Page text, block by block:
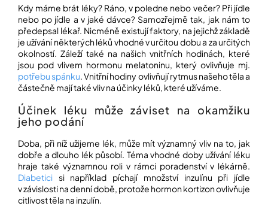
CVIČÍME
PRO
RADOST
OBJEVUJTE
A
TVOŘTE
CHYTRÝ
PRŮVODCE
MODERNÍM
SVĚTEM
POZNEJTE
&
ZAŽIJTE,
CO
Kdy máme brát léky? Ráno, v poledne nebo večer? Při jídle
nebo po jídle a v jaké dávce? Samozřejmě tak, jak nám to
předepsal lékař. Nicméně existují faktory, na jejichž základě
je užívání některých léků vhodné v určitou dobu a za určitých
okolností. Záleží také na našich vnitřních hodinách, které
jsou pod vlivem hormonu melatoninu, který ovlivňuje mj.
potřebu spánku. Vnitřní hodiny ovlivňují rytmus našeho těla a
částečně mají také vliv na účinky léků, které užíváme.
Účinek léku může záviset na okamžiku
jeho podání
Doba, při níž užijeme lék, může mít významný vliv na to, jak
dobře a dlouho lék působí. Téma vhodné doby užívání léku
hraje také významnou roli v rámci poradenství v lékárně.
Diabetici si například píchají množství inzulínu při jídle
v závislosti na denní době, protože hormon kortizon ovlivňuje
citlivost těla na inzulín.
e
b
u
e
e
n
a
?